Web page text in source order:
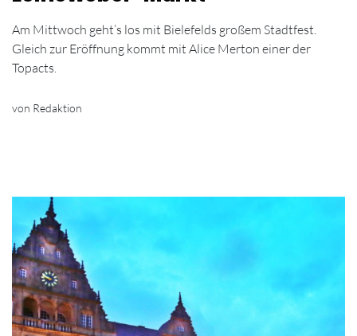
Am Mittwoch geht’s los mit Bielefelds großem Stadtfest.
Gleich zur Eröffnung kommt mit Alice Merton einer der
Topacts.
von Redaktion